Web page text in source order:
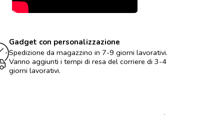
Gadget con personalizzazione
Spedizione da magazzino in 7-9 giorni lavorativi.
Vanno aggiunti i tempi di resa del corriere di 3-4
giorni lavorativi.